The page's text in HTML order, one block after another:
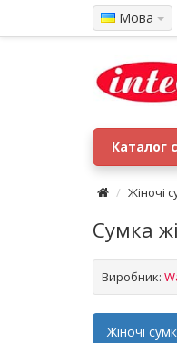
Мова
Каталог
Жіночі
Сумка
Виробник:
Жіночі